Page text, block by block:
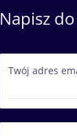
Napisz
Twój adres